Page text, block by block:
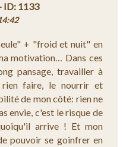
ID: 1133
+ "froid et nuit" en
motivation… Dans ces
pansage, travailler à
faire, le nourrir et
de mon côté: rien ne
envie, c'est le risque de
arrive ! Et mon
pouvoir se goinfrer en